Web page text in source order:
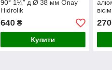
90° 1¼” д Ø 38 мм Onay
Hidrolik
640₴
Купити
270